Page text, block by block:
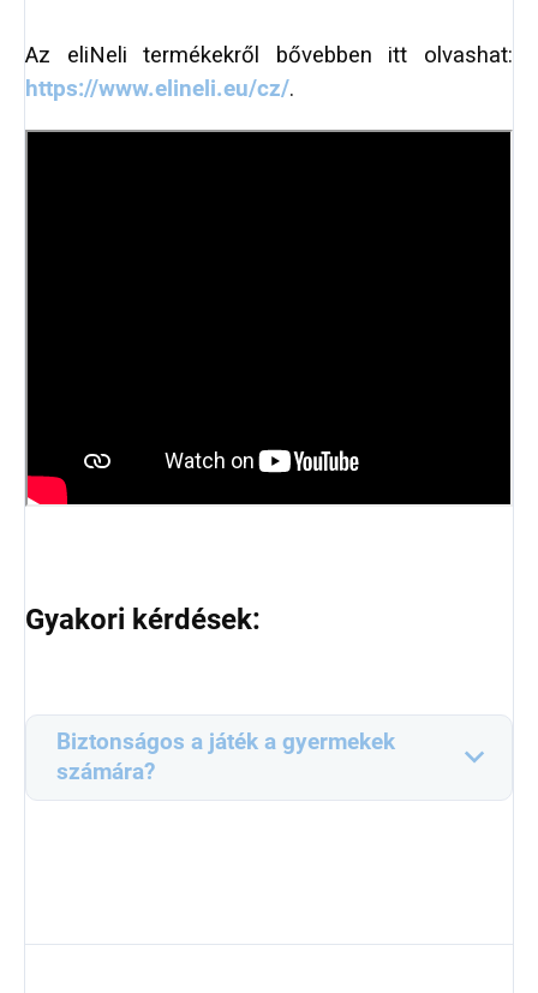
Az eliNeli termékekről bővebben itt olvashat:
https://www.elineli.eu/cz/.
Gyakori kérdések:
Biztonságos a játék a gyermekek
számára?